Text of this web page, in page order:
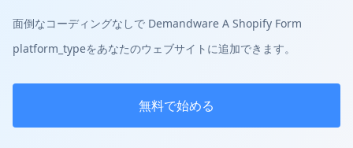
面倒なコーディングなしで Demandware A Shopify Form
platform_typeをあなたのウェブサイトに追加できます。
無料で始める